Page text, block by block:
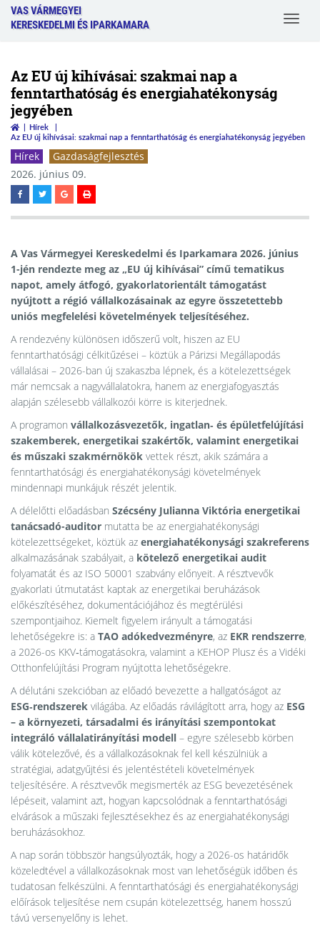
VAS VÁRMEGYEI
KERESKEDELMI ÉS IPARKAMARA
Toggle
Az EU új kihívásai: szakmai nap a
fenntarthatóság és energiahatékonyság
jegyében
Hírek
Az EU új kihívásai: szakmai nap a fenntarthatóság és energiahatékonyság jegyében
Hírek
Gazdaságfejlesztés
2026. június 09.
A Vas Vármegyei Kereskedelmi és Iparkamara 2026. június
1-jén rendezte meg az „EU új kihívásai” című tematikus
napot, amely átfogó, gyakorlatorientált támogatást
nyújtott a régió vállalkozásainak az egyre összetettebb
uniós megfelelési követelmények teljesítéséhez.
A rendezvény különösen időszerű volt, hiszen az EU
fenntarthatósági célkitűzései – köztük a Párizsi Megállapodás
vállalásai – 2026-ban új szakaszba lépnek, és a kötelezettségek
már nemcsak a nagyvállalatokra, hanem az energiafogyasztás
alapján szélesebb vállalkozói körre is kiterjednek.
A programon vállalkozásvezetők, ingatlan‑ és épületfelújítási
szakemberek, energetikai szakértők, valamint energetikai
és műszaki szakmérnökök vettek részt, akik számára a
fenntarthatósági és energiahatékonysági követelmények
mindennapi munkájuk részét jelentik.
A délelőtti előadásban Szécsény Julianna Viktória energetikai
tanácsadó-auditor mutatta be az energiahatékonysági
kötelezettségeket, köztük az energiahatékonysági szakreferens
alkalmazásának szabályait, a kötelező energetikai audit
folyamatát és az ISO 50001 szabvány előnyeit. A résztvevők
gyakorlati útmutatást kaptak az energetikai beruházások
előkészítéséhez, dokumentációjához és megtérülési
szempontjaihoz. Kiemelt figyelem irányult a támogatási
lehetőségekre is: a TAO adókedvezményre, az EKR rendszerre,
a 2026-os KKV‑támogatásokra, valamint a KEHOP Plusz és a Vidéki
Otthonfelújítási Program nyújtotta lehetőségekre.
A délutáni szekcióban az előadó bevezette a hallgatóságot az
ESG‑rendszerek világába. Az előadás rávilágított arra, hogy az ESG
– a környezeti, társadalmi és irányítási szempontokat
integráló vállalatirányítási modell – egyre szélesebb körben
válik kötelezővé, és a vállalkozásoknak fel kell készülniük a
stratégiai, adatgyűjtési és jelentéstételi követelmények
teljesítésére. A résztvevők megismerték az ESG bevezetésének
lépéseit, valamint azt, hogyan kapcsolódnak a fenntarthatósági
elvárások a műszaki fejlesztésekhez és az energiahatékonysági
beruházásokhoz.
A nap során többször hangsúlyozták, hogy a 2026-os határidők
közeledtével a vállalkozásoknak most van lehetőségük időben és
tudatosan felkészülni. A fenntarthatósági és energiahatékonysági
előírások teljesítése nem csupán kötelezettség, hanem hosszú
távú versenyelőny is lehet.